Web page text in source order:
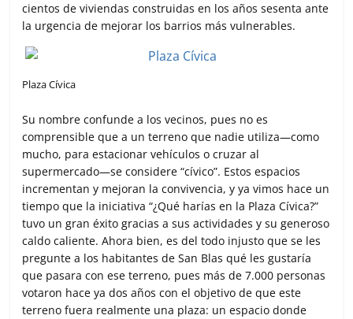
cientos de viviendas construidas en los años sesenta ante
la urgencia de mejorar los barrios más vulnerables.
Plaza Cívica
Su nombre confunde a los vecinos, pues no es
comprensible que a un terreno que nadie utiliza—como
mucho, para estacionar vehículos o cruzar al
supermercado—se considere “cívico”. Estos espacios
incrementan y mejoran la convivencia, y ya vimos hace un
tiempo que la iniciativa “¿Qué harías en la Plaza Cívica?”
tuvo un gran éxito gracias a sus actividades y su generoso
caldo caliente. Ahora bien, es del todo injusto que se les
pregunte a los habitantes de San Blas qué les gustaría
que pasara con ese terreno, pues más de 7.000 personas
votaron hace ya dos años con el objetivo de que este
terreno fuera realmente una plaza: un espacio donde